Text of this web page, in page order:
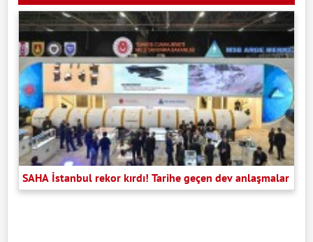
SAHA İstanbul rekor kırdı! Tarihe geçen dev anlaşmalar